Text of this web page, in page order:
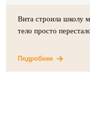
Вита строила школу
тело просто
Подробнее